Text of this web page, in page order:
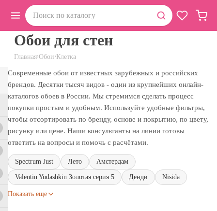
Главная›Обои›Клетка
Обои для стен
Современные обои от известных зарубежных и российских
брендов. Десятки тысяч видов - один из крупнейших онлайн-
каталогов обоев в России. Мы стремимся сделать процесс
покупки простым и удобным. Используйте удобные фильтры,
чтобы отсортировать по бренду, основе и покрытию, по цвету,
рисунку или цене. Наши консультанты на линии готовы
ответить на вопросы и помочь с расчётами.
Spectrum Just Лето Амстердам
Valentin Yudashkin Золотая серия 5 Денди Nisida
Показать еще